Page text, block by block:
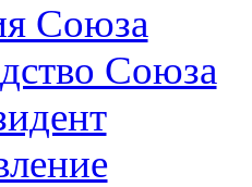
Союза
Союза